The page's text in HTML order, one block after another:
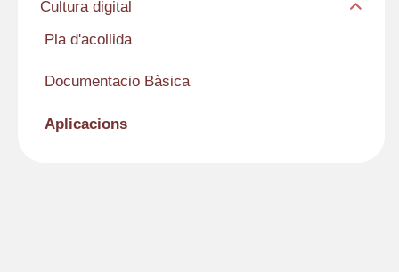
Cultura digital
Pla d'acollida
Documentacio Bàsica
Aplicacions